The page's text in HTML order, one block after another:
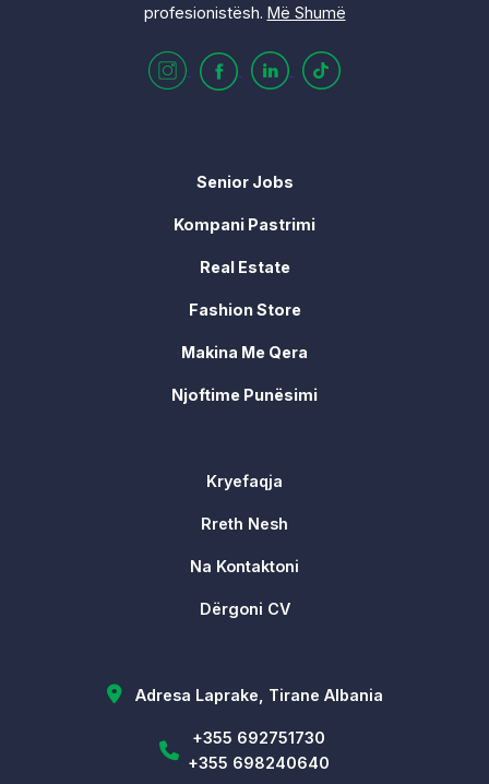
profesionistësh. Më Shumë
Senior Jobs
Kompani Pastrimi
Real Estate
Fashion Store
Makina Me Qera
Njoftime Punësimi
Kryefaqja
Rreth Nesh
Na Kontaktoni
Dërgoni CV
Adresa Laprake, Tirane Albania
+355 692751730
+355 698240640